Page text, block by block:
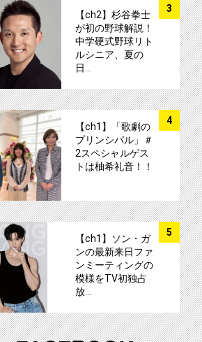
3
【ch2】杉谷拳士
が初の野球解説！
中学硬式野球リト
ルシニア、夏の
日…
4
【ch1】「歌劇の
プリンシパル」＃
2スペシャルゲス
トは柚希礼音！！
5
【ch1】ソン・ガ
ンの最新来日ファ
ンミーティングの
模様をTV初独占
放…